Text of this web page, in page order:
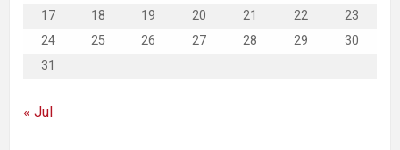
17
18 19 20 21 22
23
24
25 26 27 28 29
30
31
« Jul